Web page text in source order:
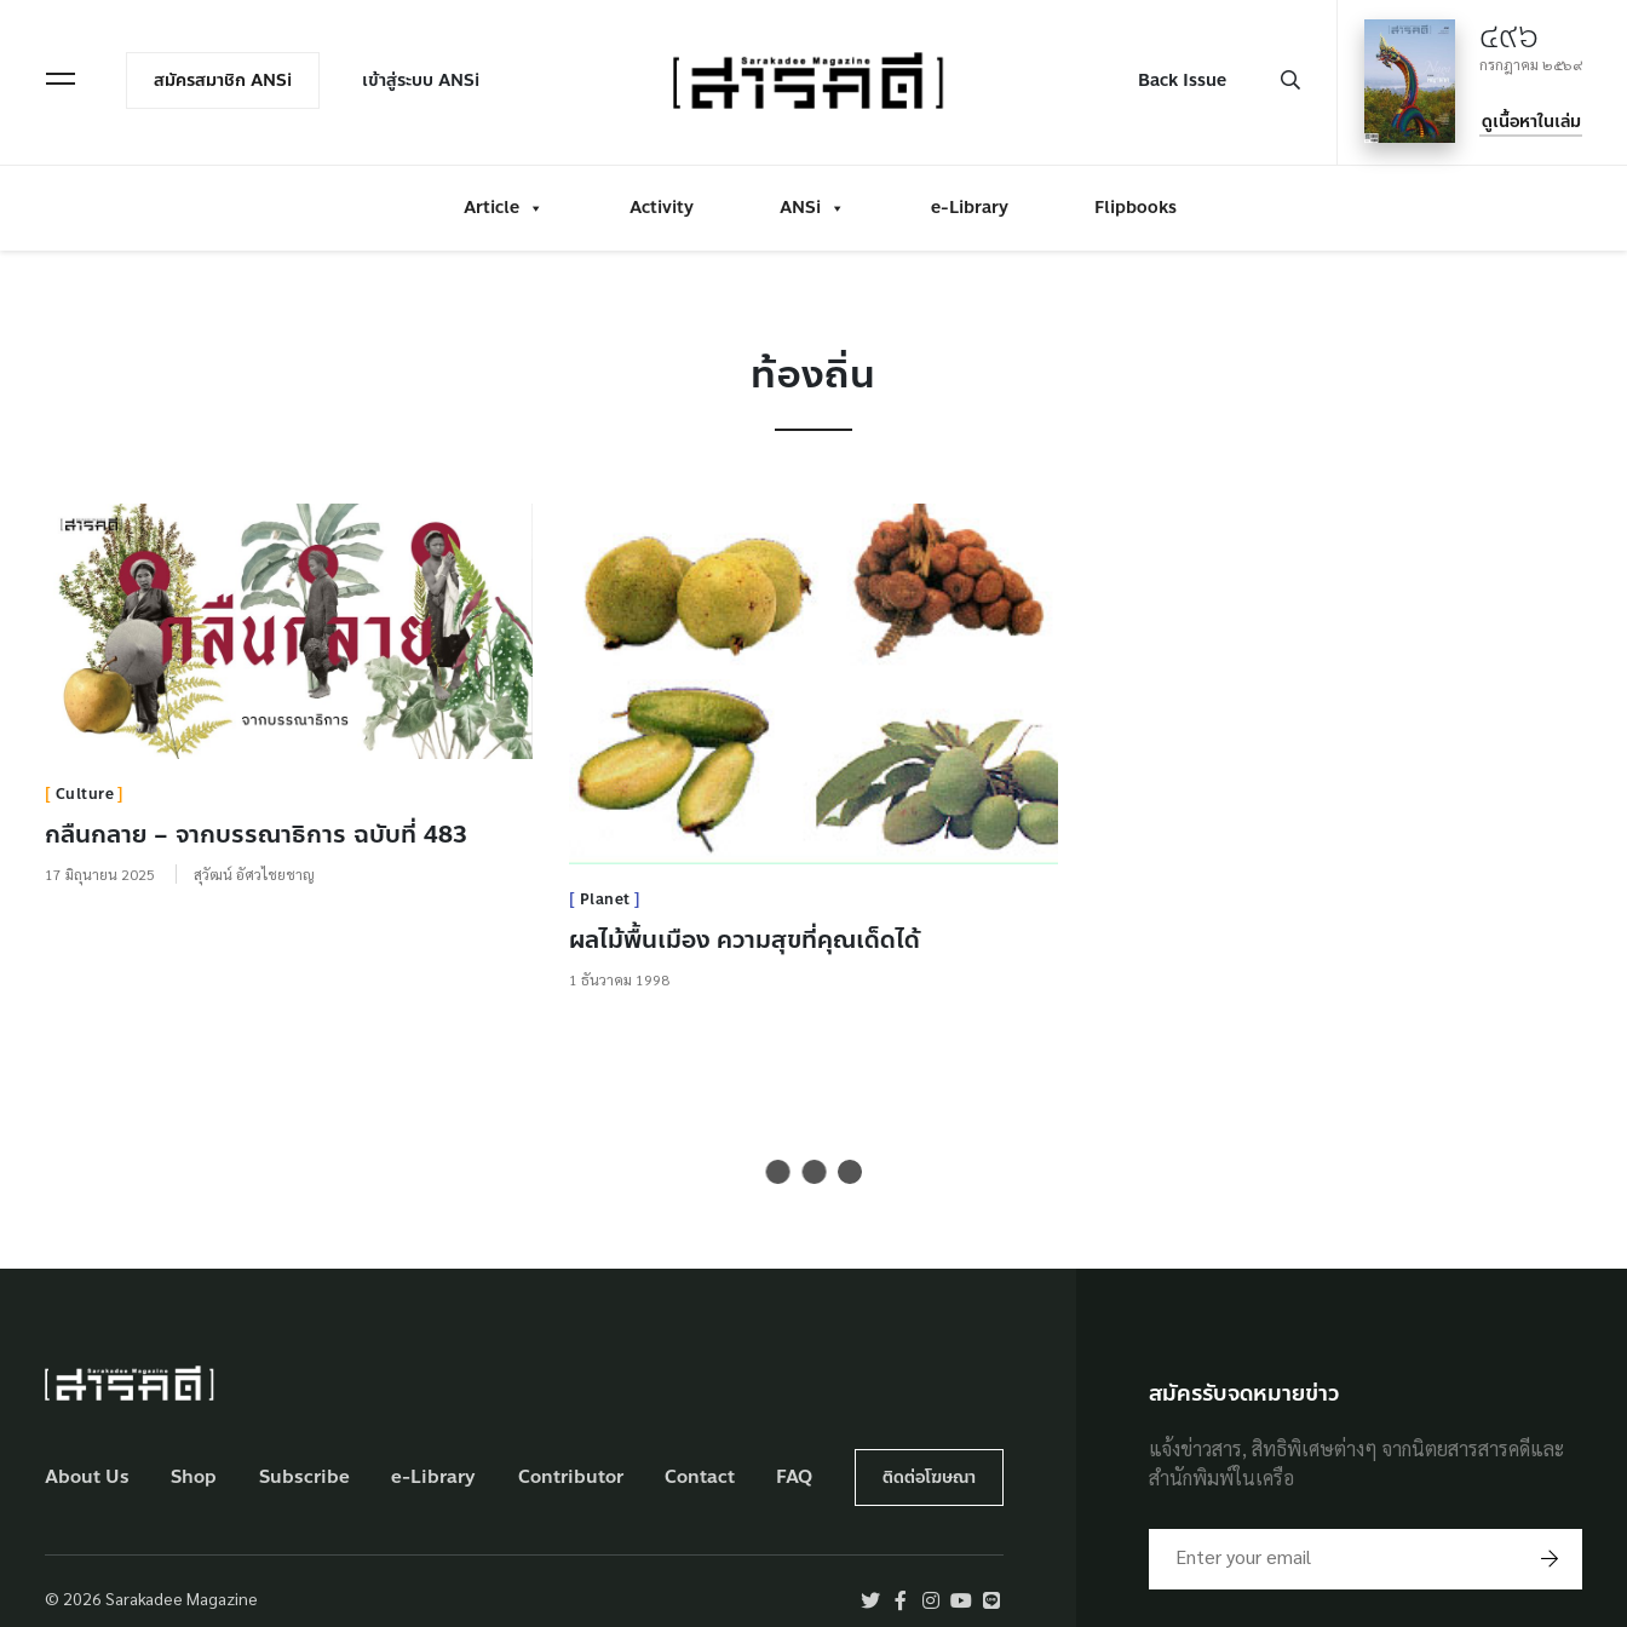
Open Menuสมัครสมาชิก ANSi เข้าสู่ระบบ ANSi Back Issue
๔๙๖
กรกฎาคม ๒๕๖๙
ดูเนื้อหาในเล่ม
Article Activity ANSi e-Library Flipbooks
ท้องถิ่น
Culture
กลืนกลาย – จากบรรณาธิการ ฉบับที่ 483
17 มิถุนายน 2025 สุวัฒน์ อัศวไชยชาญ
Planet
ผลไม้พื้นเมือง ความสุขที่คุณเด็ดได้
1 ธันวาคม 1998
About Us Shop Subscribe e-Library Contributor Contact FAQ ติดต่อโฆษณา
© 2026 Sarakadee Magazine
สมัครรับจดหมายข่าว
แจ้งข่าวสาร, สิทธิพิเศษต่างๆ จากนิตยสารสารคดีและ
สำนักพิมพ์ในเครือ